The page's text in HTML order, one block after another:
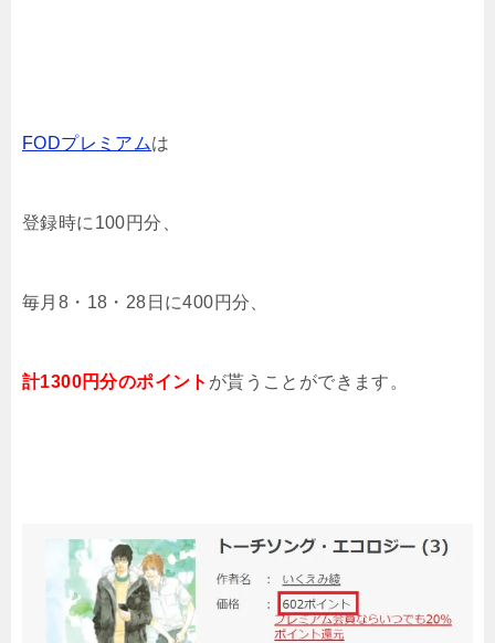
FODプレミアムは
登録時に100円分、
毎月8・18・28日に400円分、
計1300円分のポイント が貰うことができます。